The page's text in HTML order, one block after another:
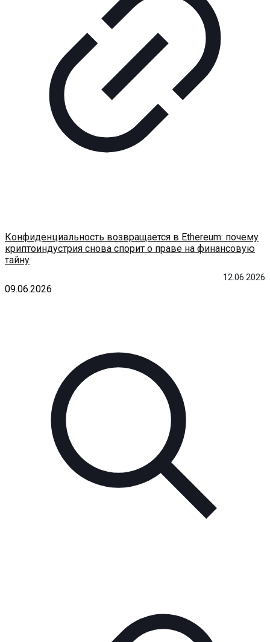
12.06.2026
Конфиденциальность возвращается в Ethereum: почему
криптоиндустрия снова спорит о праве на финансовую
тайну
09.06.2026